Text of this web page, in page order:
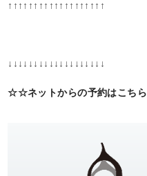
↑↑↑↑↑↑↑↑↑↑↑↑↑↑↑↑↑↑↑
↓↓↓↓↓↓↓↓↓↓↓↓↓↓↓↓↓↓↓
☆☆ネットからの予約はこち